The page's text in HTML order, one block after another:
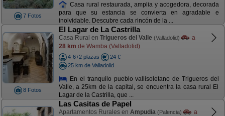
7 Fotos
Casa rural restaurada, amplia y acogedora, decorada
para que su estancia se convierta en agradable e
inolvidable. Descubre cada rincón de la ...
8 Fotos
El Lagar de La Castrilla
Casa Rural en Trigueros del Valle (Valladolid)
a
28 km de Wamba (Valladolid)
4-6+2 plazas
24 €
25 km de Valladolid
En el tranquilo pueblo vallisoletano de Trigueros del
Valle, a 25km de la capital, se encuentra la casa rural El
Lagar de la Castrilla, que ...
Las Casitas de Papel
Apartamentos Rurales en Ampudia (Palencia)
a